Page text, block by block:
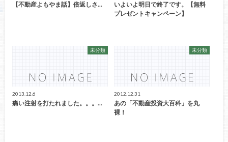
【不動産よもやま話】倍返しさ...
いよいよ明日で終了です。【無料
プレゼントキャンペーン】
未分類
2013.12.6
痛い注射を打たれました。。。...
未分類
2012.12.31
あの「不動産投資大百科」を丸
裸！